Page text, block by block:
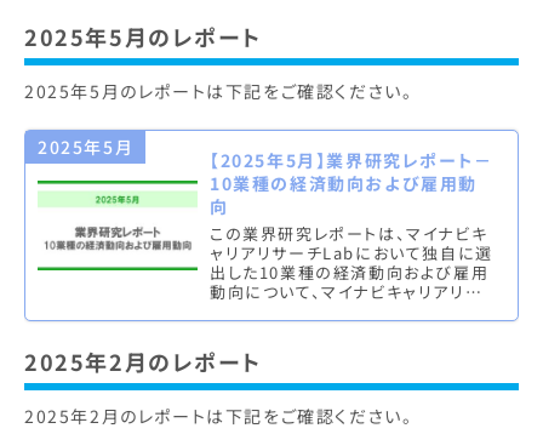
2025年5月のレポート
2025年5月のレポートは下記をご確認ください。
2025年5月
【2025年5月】業界研究レポート－
10業種の経済動向および雇用動
向
この業界研究レポートは、マイナビキ
ャリアリサーチLabにおいて独自に選
出した10業種の経済動向および雇用
動向について、マイナビキャリアリサ
2025年2月のレポート
2025年2月のレポートは下記をご確認ください。